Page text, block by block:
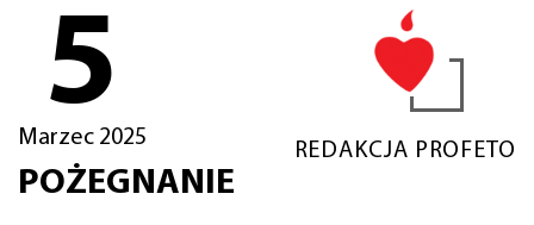
5
Marzec 2025
REDAKCJA PROFETO
POŻEGNANIE